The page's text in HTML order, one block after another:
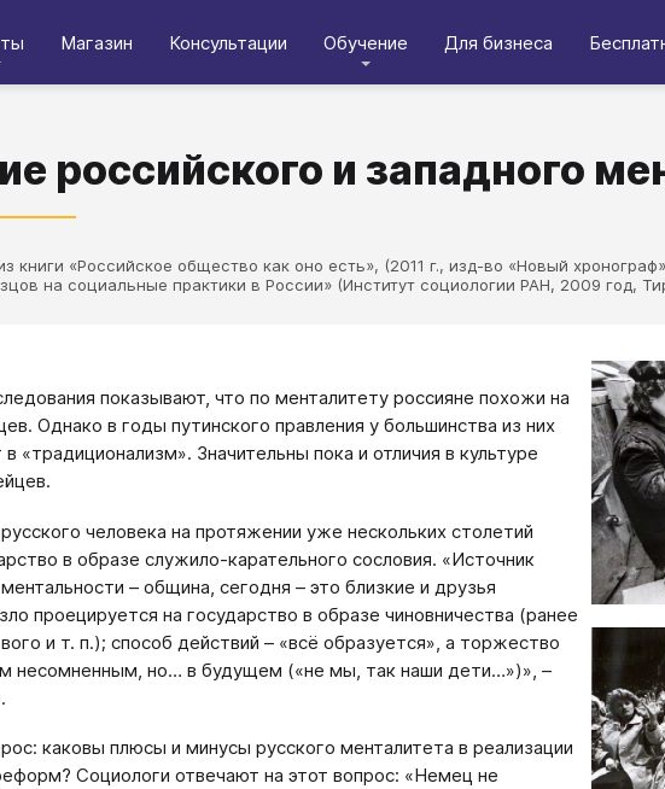
Магазин Консультации Обучение Для бизнеса
российского и западного
книги «Российское общество как оно есть», (2011 г., изд-во «Новый
на социальные практики в России» (Институт социологии РАН, 2009 год,
показывают, что по менталитету россияне похожи на
Однако в годы путинского правления у большинства из них
«традиционализм». Значительны пока и отличия в культуре
человека на протяжении уже нескольких столетий
в образе служило-карательного сословия. «Источник
– община, сегодня – это близкие и друзья
проецируется на государство в образе чиновничества (ранее
и т. п.); способ действий – «всё образуется», а торжество
несомненным, но… в будущем («не мы, так наши дети…»)», –
каковы плюсы и минусы русского менталитета в реализации
Социологи отвечают на этот вопрос: «Немец не